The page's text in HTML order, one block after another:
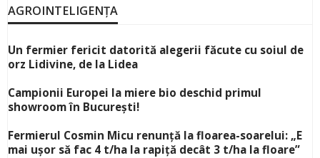
AGROINTELIGENȚA
Un fermier fericit datorită alegerii făcute cu soiul de
orz Lidivine, de la Lidea
Campionii Europei la miere bio deschid primul
showroom în București!
Fermierul Cosmin Micu renunță la floarea-soarelui: „E
mai ușor să fac 4 t/ha la rapiță decât 3 t/ha la floare”